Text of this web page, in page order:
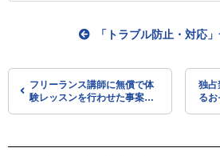
フリーランス講師に無償で体
験レッスンを行わせた事案
「トラブル防止・対応
独占
る